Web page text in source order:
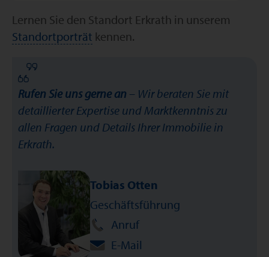
Lernen Sie den Standort Erkrath in unserem
Standortporträt kennen.
Rufen Sie uns gerne an – Wir beraten Sie mit
detaillierter Expertise und Marktkenntnis zu
allen Fragen und Details Ihrer Immobilie in
Erkrath.
Tobias Otten
Geschäftsführung
Anruf
E-Mail